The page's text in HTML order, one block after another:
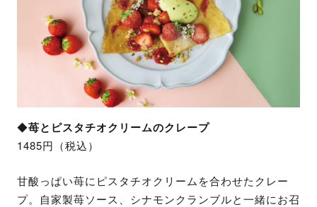
◆苺とピスタチオクリームのクレープ
1485円（税込）
甘酸っぱい苺にピスタチオクリームを合わせたクレー
プ。自家製苺ソース、シナモンクランブルと一緒にお召